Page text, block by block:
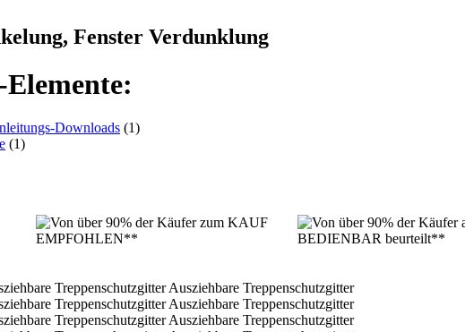
Fenster Verdunklung
Downloads (1)
(1)